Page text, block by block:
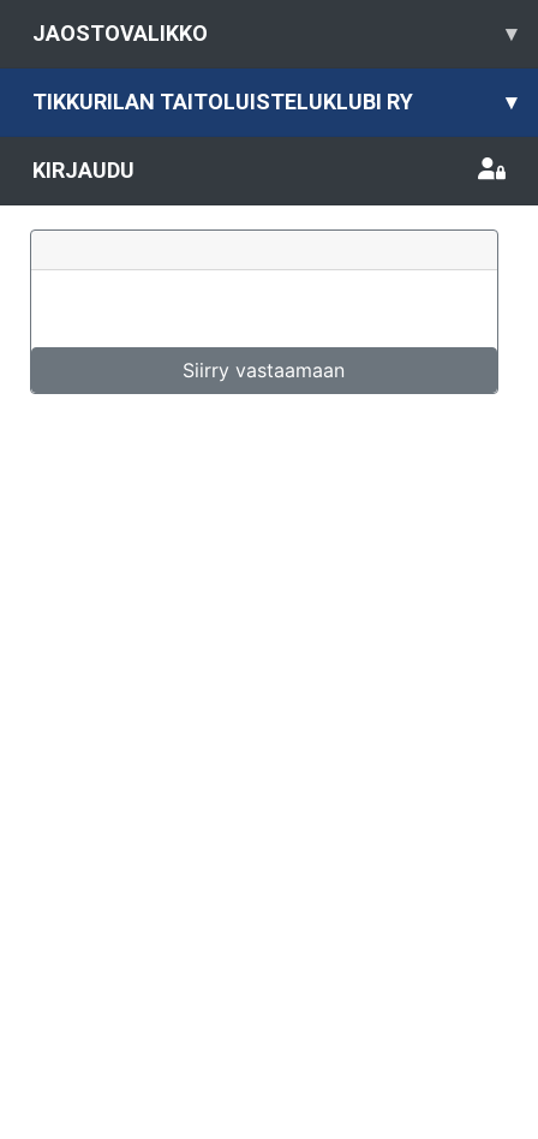
JAOSTOVALIKKO ▾
TIKKURILAN TAITOLUISTELUKLUBI RY ▾
KIRJAUDU